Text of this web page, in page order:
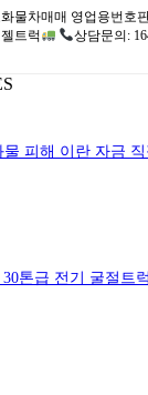
물차매매 영업용번호
트럭
상담문의:
물 피해 이란 자금 직
톤급 전기 굴절트